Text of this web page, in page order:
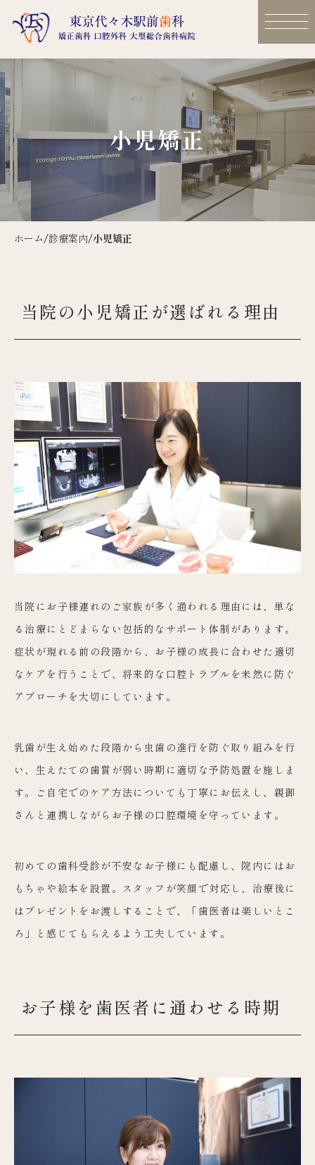
小児矯正
ホーム/診療案内/小児矯正
当院の小児矯正が選ばれる理由
当院にお子様連れのご家族が多く通われる理由には、単な
る治療にとどまらない包括的なサポート体制があります。
症状が現れる前の段階から、お子様の成長に合わせた適切
なケアを行うことで、将来的な口腔トラブルを未然に防ぐ
アプローチを大切にしています。
乳歯が生え始めた段階から虫歯の進行を防ぐ取り組みを行
い、生えたての歯質が弱い時期に適切な予防処置を施しま
す。ご自宅でのケア方法についても丁寧にお伝えし、親御
さんと連携しながらお子様の口腔環境を守っています。
初めての歯科受診が不安なお子様にも配慮し、院内にはお
もちゃや絵本を設置。スタッフが笑顔で対応し、治療後に
はプレゼントをお渡しすることで、「歯医者は楽しいとこ
ろ」と感じてもらえるよう工夫しています。
お子様を歯医者に通わせる時期